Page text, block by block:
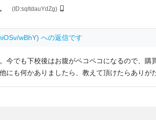
(ID:sqltdauYdZg)
wBhY) への返信です
今でも下校後はお腹がペコペコになるので、購
にも何かありましたら、教えて頂けたらありが